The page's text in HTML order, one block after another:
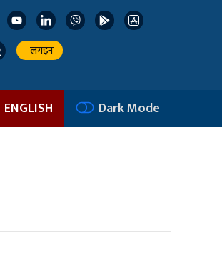
लगइन
ENGLISH Dark Mode